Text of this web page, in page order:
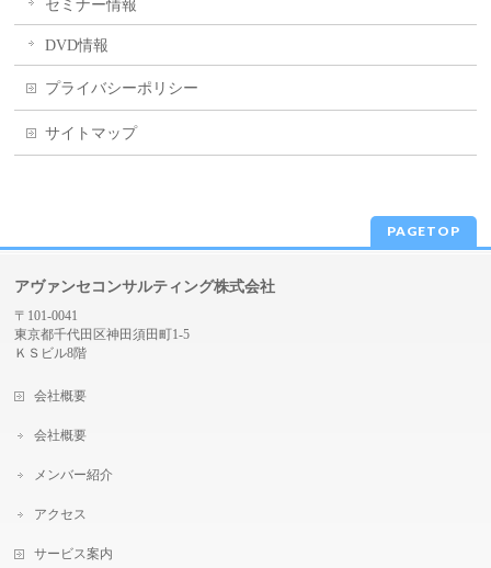
セミナー情報
DVD情報
プライバシーポリシー
サイトマップ
PAGETOP
アヴァンセコンサルティング株式会社
〒101-0041
東京都千代田区神田須田町1-5
ＫＳビル8階
会社概要
会社概要
メンバー紹介
アクセス
サービス案内